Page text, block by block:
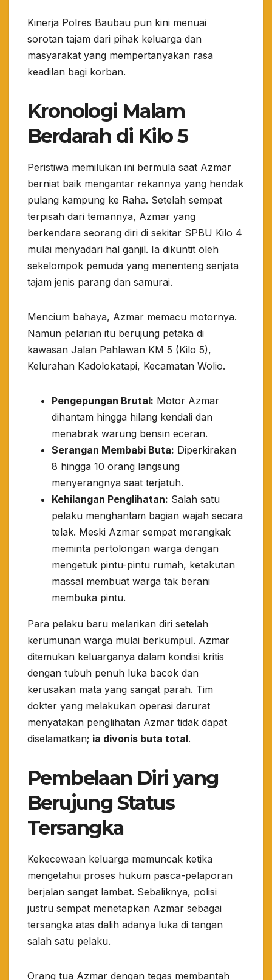
​Kinerja Polres Baubau pun kini menuai
sorotan tajam dari pihak keluarga dan
masyarakat yang mempertanyakan rasa
keadilan bagi korban.
​Kronologi Malam
Berdarah di Kilo 5
​Peristiwa memilukan ini bermula saat Azmar
berniat baik mengantar rekannya yang hendak
pulang kampung ke Raha. Setelah sempat
terpisah dari temannya, Azmar yang
berkendara seorang diri di sekitar SPBU Kilo 4
mulai menyadari hal ganjil. Ia dikuntit oleh
sekelompok pemuda yang menenteng senjata
tajam jenis parang dan samurai.
​Mencium bahaya, Azmar memacu motornya.
Namun pelarian itu berujung petaka di
kawasan Jalan Pahlawan KM 5 (Kilo 5),
Kelurahan Kadolokatapi, Kecamatan Wolio.
Pengepungan Brutal: Motor Azmar
dihantam hingga hilang kendali dan
menabrak warung bensin eceran.
Serangan Membabi Buta: Diperkirakan
8 hingga 10 orang langsung
menyerangnya saat terjatuh.
Kehilangan Penglihatan: Salah satu
pelaku menghantam bagian wajah secara
telak. Meski Azmar sempat merangkak
meminta pertolongan warga dengan
mengetuk pintu-pintu rumah, ketakutan
massal membuat warga tak berani
membuka pintu.
​Para pelaku baru melarikan diri setelah
kerumunan warga mulai berkumpul. Azmar
ditemukan keluarganya dalam kondisi kritis
dengan tubuh penuh luka bacok dan
kerusakan mata yang sangat parah. Tim
dokter yang melakukan operasi darurat
menyatakan penglihatan Azmar tidak dapat
diselamatkan; ia divonis buta total.
​Pembelaan Diri yang
Berujung Status
Tersangka
​Kekecewaan keluarga memuncak ketika
mengetahui proses hukum pasca-pelaporan
berjalan sangat lambat. Sebaliknya, polisi
justru sempat menetapkan Azmar sebagai
tersangka atas dalih adanya luka di tangan
salah satu pelaku.
​Orang tua Azmar dengan tegas membantah